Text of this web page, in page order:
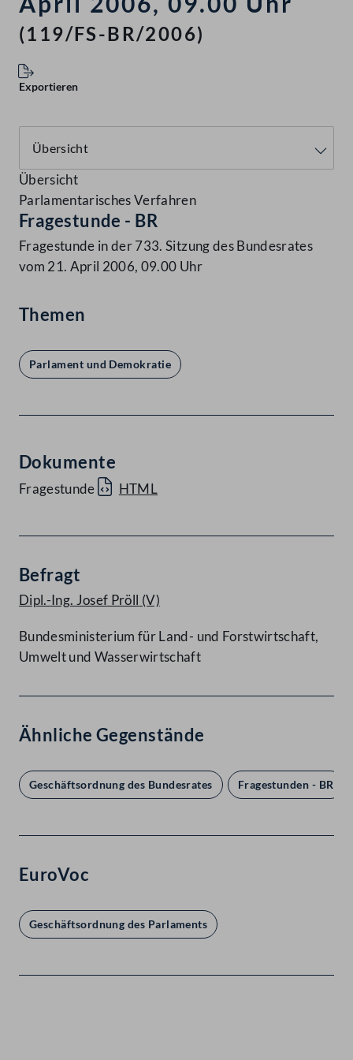
(119/FS-BR/2006)
Exportieren
Übersicht
Parlamentarisches Verfahren
Fragestunde - BR
Fragestunde in der 733. Sitzung des Bundesrates
vom 21. April 2006, 09.00 Uhr
Themen
Parlament und Demokratie
Dokumente
Fragestunde HTML
Befragt
Dipl.-Ing. Josef Pröll (V)
Bundesministerium für Land- und Forstwirtschaft,
Umwelt und Wasserwirtschaft
Ähnliche Gegenstände
Geschäftsordnung des Bundesrates Fragestunden - BR
EuroVoc
Geschäftsordnung des Parlaments